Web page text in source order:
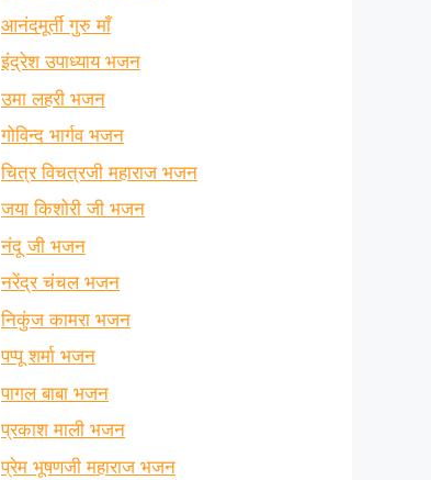
आनंदमूर्ती गुरु माँ
इंद्रेश उपाध्याय भजन
उमा लहरी भजन
गोविन्द भार्गव भजन
चित्र विचत्रजी महाराज भजन
जया किशोरी जी भजन
नंदू जी भजन
नरेंद्र चंचल भजन
निकुंज कामरा भजन
पप्पू शर्मा भजन
पागल बाबा भजन
प्रकाश माली भजन
प्रेम भूषणजी महाराज भजन